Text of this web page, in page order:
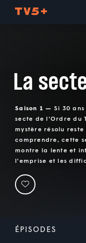
La
Saison 1 — Si 30
secte de l'Ordre du
mystère résolu
comprendre, cette
montre la lente et
l'emprise et les
ÉPISODES